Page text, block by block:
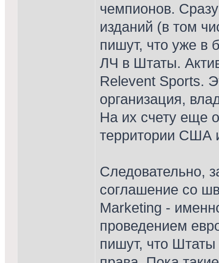
чемпионов.
изданий (в том
пишут, что уже в
ЛЧ в Штаты.
Relevent Sports.
организация,
На их счету еще
территории США
Следовательно,
соглашение со
Marketing -
проведением
пишут, что